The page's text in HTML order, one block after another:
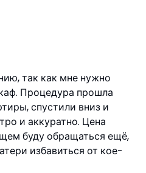
так как мне нужно
Процедура прошла
спустили вниз и
и аккуратно. Цена
буду обращаться ещё,
избавиться от кое-